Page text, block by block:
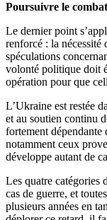
Poursuivre le combat
Le dernier point
renforcé : la
spéculations
volonté politique doit
opération pour que
L’Ukraine est restée
et au soutien continu
fortement dépendante
notamment ceux
développe autant de
Les quatre catégories
cas de guerre, et
plusieurs années en